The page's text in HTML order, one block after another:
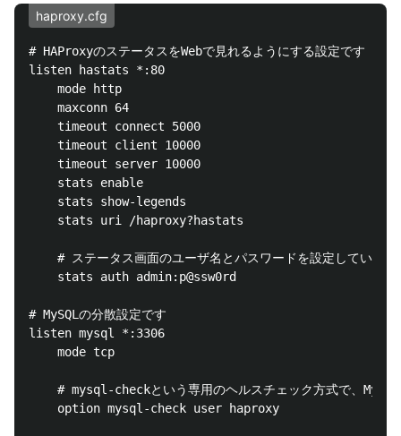
haproxy.cfg
# HAProxyのステータスをWebで見れるようにする設定です
listen hastats *:80
    mode http
    maxconn 64
    timeout connect 5000
    timeout client 10000
    timeout server 10000
    stats enable
    stats show-legends
    stats uri /haproxy?hastats
    # ステータス画面のユーザ名とパスワードを設定しています
    stats auth admin:p@ssw0rd
# MySQLの分散設定です
listen mysql *:3306
    mode tcp
# mysql-checkという専用のヘルスチェック方式で、MySQL
    option mysql-check user haproxy